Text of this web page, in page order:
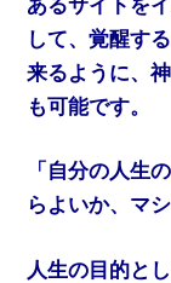
あるサイトを
して、覚醒す
来るように、
も可能です。
「自分の人生
らよいか、マ
人生の目的と